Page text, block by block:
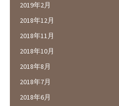
2019年2月
2018年12月
2018年11月
2018年10月
2018年8月
2018年7月
2018年6月